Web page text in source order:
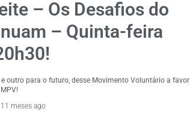
– Os Desafios do
– Quinta-feira
outro para o futuro, desse Movimento Voluntário a favor
11 meses ago